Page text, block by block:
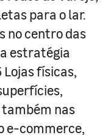
para o lar.
no centro das
estratégia
físicas,
também nas
e-commerce,